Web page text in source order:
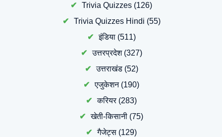
Trivia Quizzes (126)
Trivia Quizzes Hindi (55)
इंडिया(511)
उत्तरप्रदेश(327)
उत्तराखंड(52)
एजुकेशन(190)
करियर(283)
खेती-किसानी (75)
गैजेट्स (129)